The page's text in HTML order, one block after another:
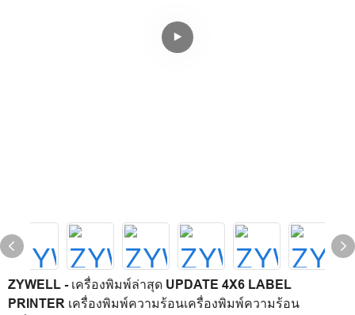
ZYWELL - เครื่องพิมพ์ล่าสุด UPDATE 4X6 LABEL
PRINTER เครื่องพิมพ์ความร้อนเครื่องพิมพ์ความร้อน